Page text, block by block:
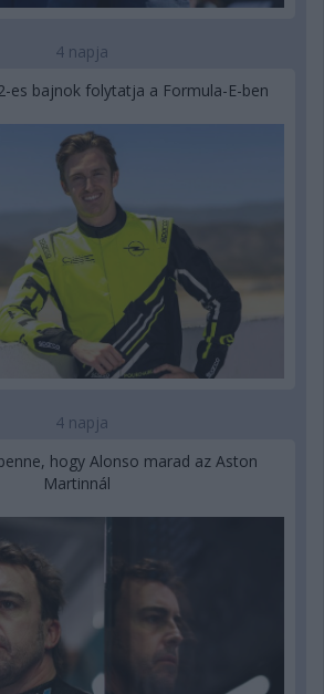
4 napja
es bajnok folytatja a Formula-E-ben
4 napja
hogy Alonso marad az Aston
Martinnál